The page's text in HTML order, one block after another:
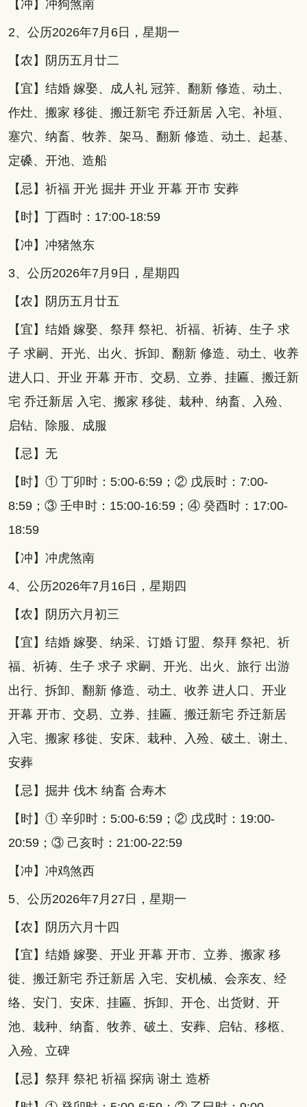
【冲】冲狗煞南
2、公历2026年7月6日，星期一
【农】阴历五月廿二
【宜】结婚 嫁娶、成人礼 冠笄、翻新 修造、动土、
作灶、搬家 移徙、搬迁新宅 乔迁新居 入宅、补垣、
塞穴、纳畜、牧养、架马、翻新 修造、动土、起基、
定磉、开池、造船
【忌】祈福 开光 掘井 开业 开幕 开市 安葬
【时】丁酉时：17:00-18:59
【冲】冲猪煞东
3、公历2026年7月9日，星期四
【农】阴历五月廿五
【宜】结婚 嫁娶、祭拜 祭祀、祈福、祈祷、生子 求
子 求嗣、开光、出火、拆卸、翻新 修造、动土、收养
进人口、开业 开幕 开市、交易、立券、挂匾、搬迁新
宅 乔迁新居 入宅、搬家 移徙、栽种、纳畜、入殓、
启钻、除服、成服
【忌】无
【时】① 丁卯时：5:00-6:59；② 戊辰时：7:00-
8:59；③ 壬申时：15:00-16:59；④ 癸酉时：17:00-
18:59
【冲】冲虎煞南
4、公历2026年7月16日，星期四
【农】阴历六月初三
【宜】结婚 嫁娶、纳采、订婚 订盟、祭拜 祭祀、祈
福、祈祷、生子 求子 求嗣、开光、出火、旅行 出游
出行、拆卸、翻新 修造、动土、收养 进人口、开业
开幕 开市、交易、立券、挂匾、搬迁新宅 乔迁新居
入宅、搬家 移徙、安床、栽种、入殓、破土、谢土、
安葬
【忌】掘井 伐木 纳畜 合寿木
【时】① 辛卯时：5:00-6:59；② 戊戌时：19:00-
20:59；③ 己亥时：21:00-22:59
【冲】冲鸡煞西
5、公历2026年7月27日，星期一
【农】阴历六月十四
【宜】结婚 嫁娶、开业 开幕 开市、立券、搬家 移
徙、搬迁新宅 乔迁新居 入宅、安机械、会亲友、经
络、安门、安床、挂匾、拆卸、开仓、出货财、开
池、栽种、纳畜、牧养、破土、安葬、启钻、移柩、
入殓、立碑
【忌】祭拜 祭祀 祈福 探病 谢土 造桥